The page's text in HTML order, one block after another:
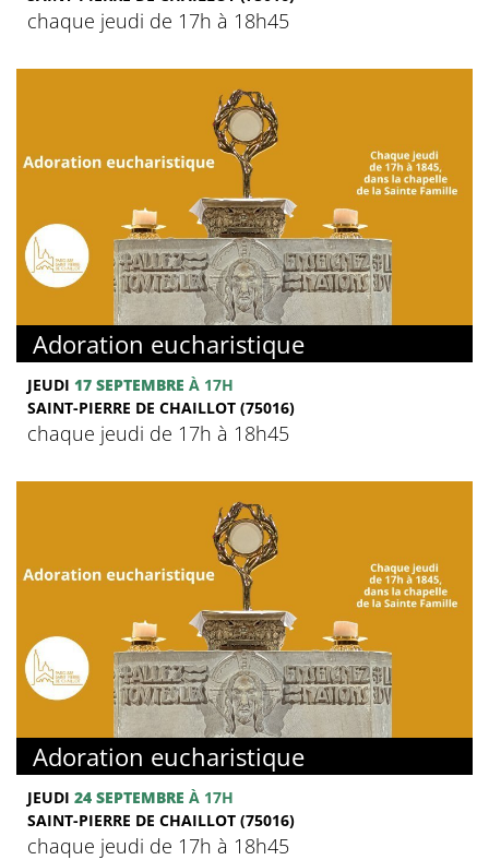
chaque jeudi de 17h à 18h45
Adoration eucharistique
JEUDI 17 SEPTEMBRE À 17H
SAINT-PIERRE DE CHAILLOT (75016)
chaque jeudi de 17h à 18h45
Adoration eucharistique
JEUDI 24 SEPTEMBRE À 17H
SAINT-PIERRE DE CHAILLOT (75016)
chaque jeudi de 17h à 18h45